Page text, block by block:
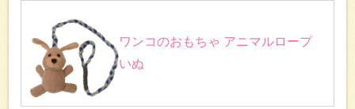
ワンコのおもちゃ アニマルロープ
いぬ